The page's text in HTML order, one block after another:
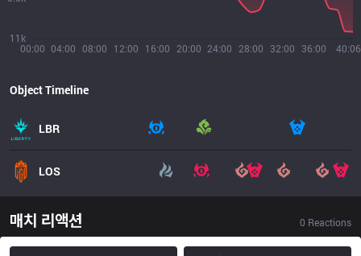
00:00 04:00 08:00 12:00 16:00 20:00 24:00 28:00 32:00 36:00 40:06
11k
Object Timeline
LBR
LOS
매치 리액션 0 Reactions